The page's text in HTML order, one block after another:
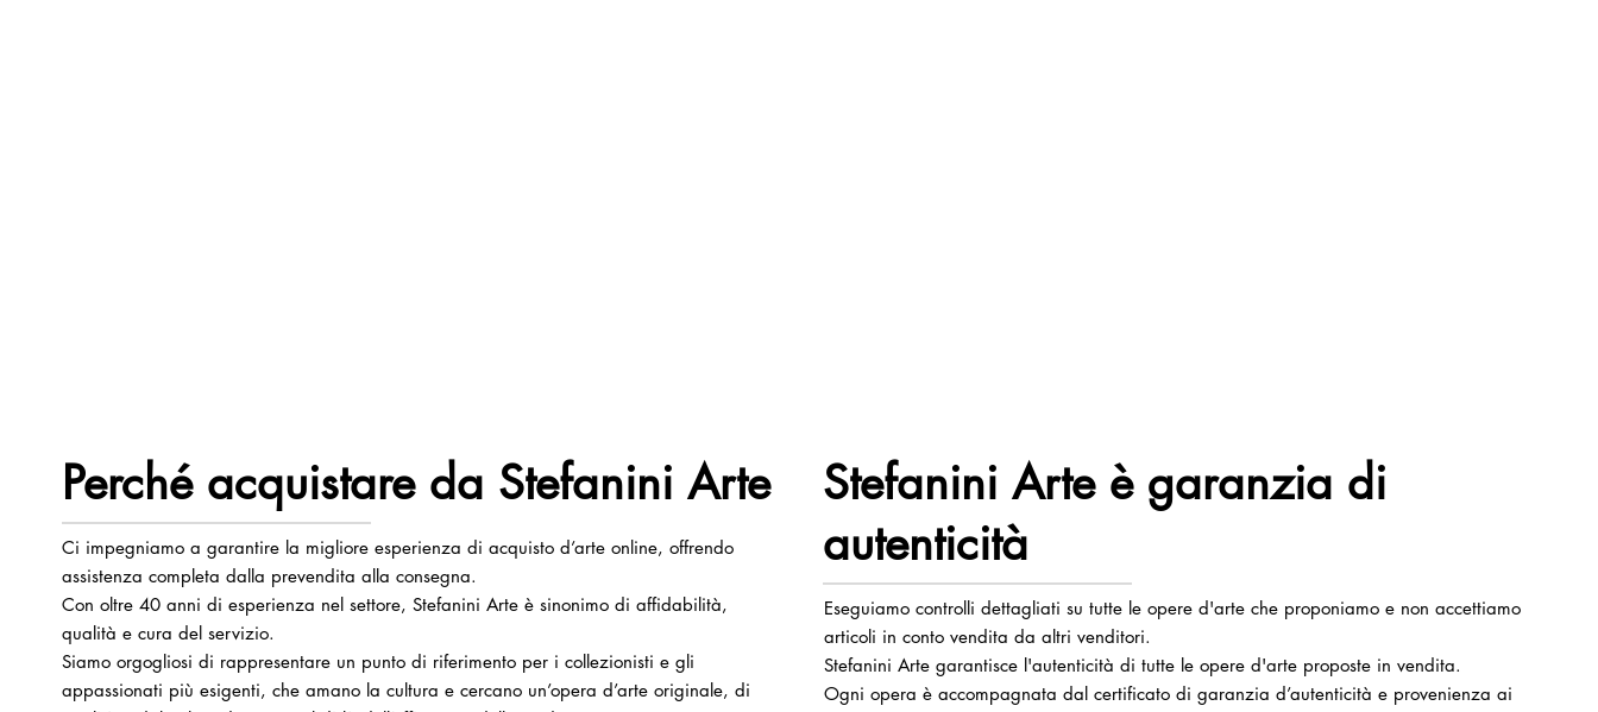
Perché acquistare da Stefanini Arte
Ci impegniamo a garantire la migliore esperienza di acquisto d’arte online, offrendo
assistenza completa dalla prevendita alla consegna.
Con oltre 40 anni di esperienza nel settore, Stefanini Arte è sinonimo di affidabilità,
qualità e cura del servizio.
Siamo orgogliosi di rappresentare un punto di riferimento per i collezionisti e gli
appassionati più esigenti, che amano la cultura e cercano un’opera d’arte originale, di
Stefanini Arte è garanzia di
autenticità
Eseguiamo controlli dettagliati su tutte le opere d'arte che proponiamo e non accettiamo
articoli in conto vendita da altri venditori.
Stefanini Arte garantisce l'autenticità di tutte le opere d'arte proposte in vendita.
Ogni opera è accompagnata dal certificato di garanzia d’autenticità e provenienza ai